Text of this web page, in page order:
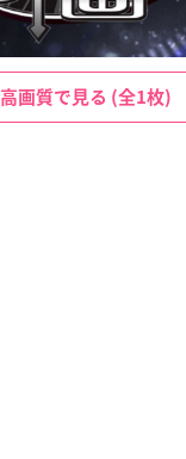
高画質で見る (全1枚)